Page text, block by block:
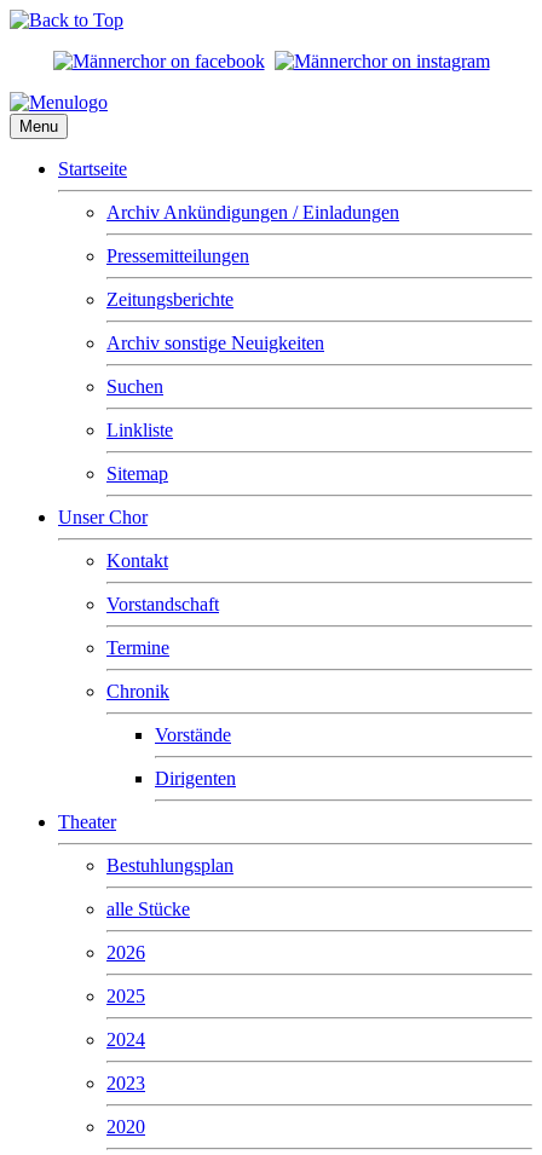
Menu
Startseite
Archiv Ankündigungen / Einladungen
Pressemitteilungen
Zeitungsberichte
Archiv sonstige Neuigkeiten
Suchen
Linkliste
Sitemap
Unser Chor
Kontakt
Vorstandschaft
Termine
Chronik
Vorstände
Dirigenten
Theater
Bestuhlungsplan
alle Stücke
2026
2025
2024
2023
2020